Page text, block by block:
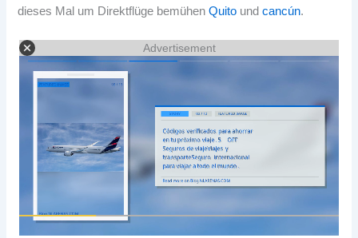
dieses Mal um Direktflüge bemühenQuito undcancún.
Advertisement